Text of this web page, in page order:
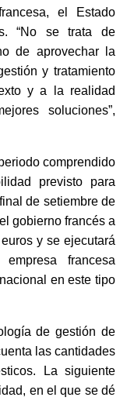
el Estado
“No se trata de
de aprovechar la
y tratamiento
y a la realidad
soluciones”,
comprendido
previsto para
de setiembre de
gobierno francés a
y se ejecutará
francesa
en este tipo
de gestión de
las cantidades
La siguiente
en el que se dé